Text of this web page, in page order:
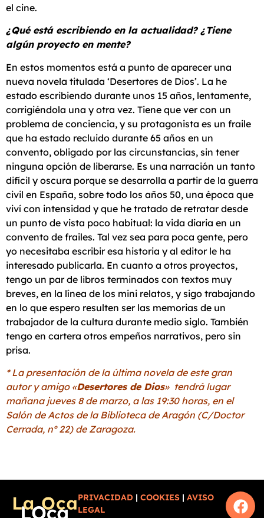
el cine.
¿Qué está escribiendo en la actualidad? ¿Tiene
algún proyecto en mente?
En estos momentos está a punto de aparecer una
nueva novela titulada ‘Desertores de Dios’. La he
estado escribiendo durante unos 15 años, lentamente,
corrigiéndola una y otra vez. Tiene que ver con un
problema de conciencia, y su protagonista es un fraile
que ha estado recluido durante 65 años en un
convento, obligado por las circunstancias, sin tener
ninguna opción de liberarse. Es una narración un tanto
difícil y oscura porque se desarrolla a partir de la guerra
civil en España, sobre todo los años 50, una época que
viví con intensidad y que he tratado de retratar desde
un punto de vista poco habitual: la vida diaria en un
convento de frailes. Tal vez sea para poca gente, pero
yo necesitaba escribir esa historia y al editor le ha
interesado publicarla. En cuanto a otros proyectos,
tengo un par de libros terminados con textos muy
breves, en la línea de los mini relatos, y sigo trabajando
en lo que espero resulten ser las memorias de un
trabajador de la cultura durante medio siglo. También
tengo en cartera otros empeños narrativos, pero sin
prisa.
* La presentación de la última novela de este gran
autor y amigo «Desertores de Dios» tendrá lugar
mañana jueves 8 de marzo, a las 19:30 horas, en el
Salón de Actos de la Biblioteca de Aragón (C/Doctor
Cerrada, nº 22) de Zaragoza.
PRIVACIDAD | COOKIES | AVISO
LEGAL